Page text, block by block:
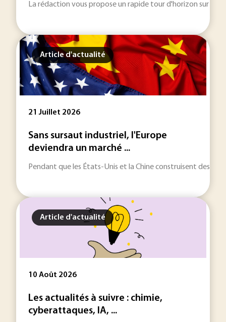
La rédaction vous propose un rapide tour d'horizon sur les
Article d'actualité
21 Juillet 2026
Sans sursaut industriel, l'Europe
deviendra un marché ...
Pendant que les États-Unis et la Chine construisent des
Article d'actualité
10 Août 2026
Les actualités à suivre : chimie,
cyberattaques, IA, ...